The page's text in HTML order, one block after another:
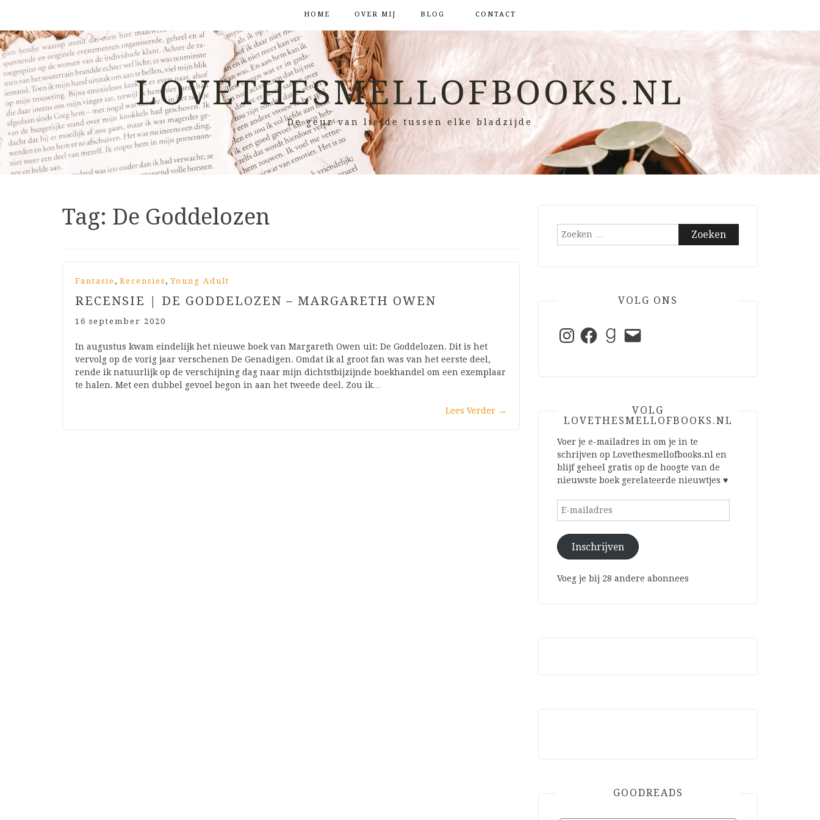
HOME OVER MIJ BLOG CONTACT
LOVETHESMELLOFBOOKS.NL
De geur van liefde tussen elke bladzijde
Tag: De Goddelozen
Fantasie , Recensies , Young Adult
RECENSIE | DE GODDELOZEN – MARGARETH OWEN
16 september 2020
In augustus kwam eindelijk het nieuwe boek van Margareth Owen uit: De Goddelozen. Dit is het
vervolg op de vorig jaar verschenen De Genadigen. Omdat ik al groot fan was van het eerste deel,
rende ik natuurlijk op de verschijning dag naar mijn dichtstbijzijnde boekhandel om een exemplaar
te halen. Met een dubbel gevoel begon in aan het tweede deel. Zou ik…
Lees Verder →
Zoeken
VOLG ONS
InstagramFacebookGoodreads
E-
mail
VOLG
LOVETHESMELLOFBOOKS.NL
Voer je e-mailadres in om je in te
schrijven op Lovethesmellofbooks.nl en
blijf geheel gratis op de hoogte van de
nieuwste boek gerelateerde nieuwtjes ♥
E-
Inschrijven
Voeg je bij 28 andere abonnees
GOODREADS